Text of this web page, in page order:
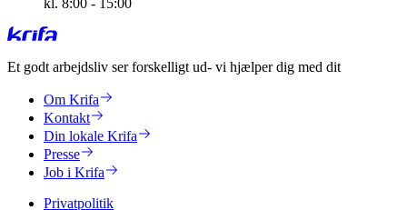
kl. 8:00 - 15:00
Et godt arbejdsliv ser forskelligt ud- vi hjælper dig med dit
Om Krifa
Kontakt
Din lokale Krifa
Presse
Job i Krifa
Privatpolitik